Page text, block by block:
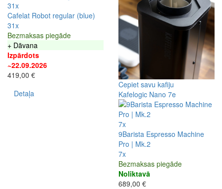
31x
Cafelat Robot regular (blue)
31x
Bezmaksas piegāde
+ Dāvana
Izpārdots
~22.09.2026
419,00 €
Detaļa
Cepiet savu kafiju
Kafelogic Nano 7e
7x
9Barista Espresso Machine
Pro | Mk.2
7x
Bezmaksas piegāde
Noliktavā
689,00 €